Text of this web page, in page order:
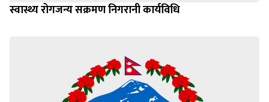
स्वास्थ्य रोगजन्य सक्रमण निगरानी कार्यविधि